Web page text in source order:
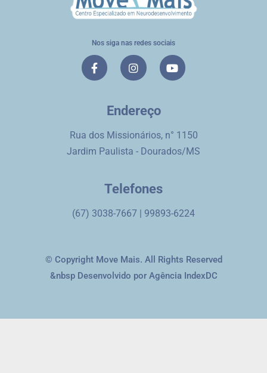
Nos siga nas redes sociais
Endereço
Rua dos Missionários, n° 1150
Jardim Paulista - Dourados/MS
Telefones
(67) 3038-7667 | 99893-6224
© Copyright Move Mais. All Rights Reserved
&nbsp Desenvolvido por Agência IndexDC